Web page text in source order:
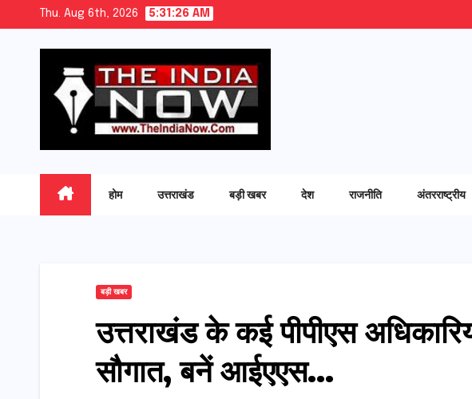
Thu. Aug 6th, 2026 5:31:27 AM
होम उत्तराखंड बड़ी खबर देश राजनीति अंतरराष्ट्रीय
बड़ी खबर
उत्तराखंड के कई पीपीएस
सौगात, बनें आईएएस…